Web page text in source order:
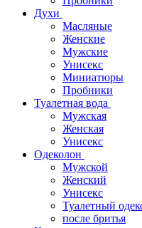
Духи
Масляные
Женские
Мужские
Унисекс
Миниатюры
Пробники
Туалетная вода
Мужская
Женская
Унисекс
Одеколон
Мужской
Женский
Унисекс
Туалетный
после бритья